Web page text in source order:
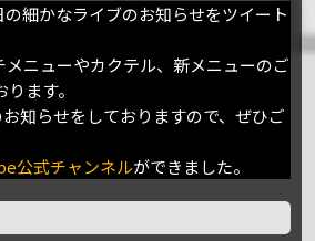
の細かなライブのお知らせをツイート
メニューやカクテル、新メニューのご
ます。
知らせをしておりますので、ぜひご
公式チャンネルができました。